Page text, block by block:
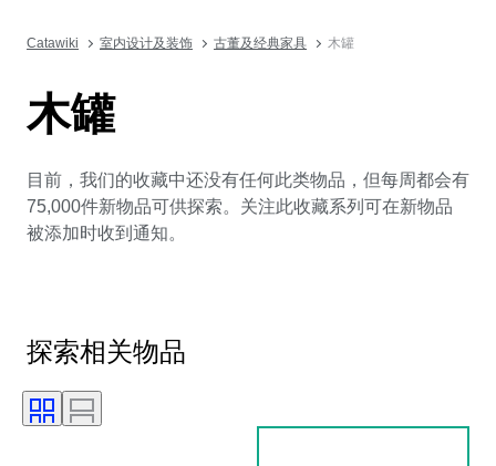
Catawiki 室内设计及装饰 古董及经典家具 木罐
木罐
目前，我们的收藏中还没有任何此类物品，但每周都会有
75,000件新物品可供探索。关注此收藏系列可在新物品
被添加时收到通知。
探索相关物品